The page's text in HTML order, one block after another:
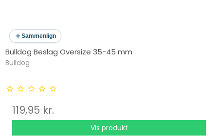
Sammenlign
Bulldog Beslag Oversize 35-45 mm
Bulldog
119,95 kr.
Vis produkt